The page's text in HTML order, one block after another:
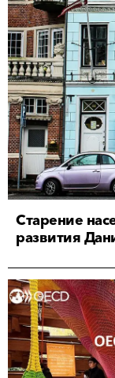
Старение
развития